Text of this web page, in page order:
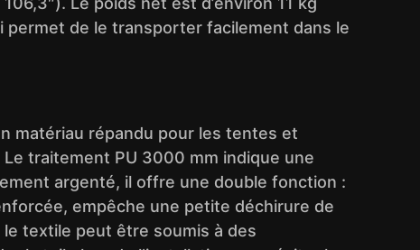
permet de le transporter facilement dans le
matériau répandu pour les tentes et
traitement PU 3000 mm indique une
argenté, il offre une double fonction :
empêche une petite déchirure de
textile peut être soumis à des